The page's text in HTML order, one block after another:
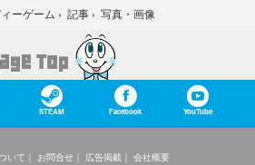
ーゲーム › 記事 › 写真・画像
STEAM Facebook YouTube
いて お問合せ 広告掲載
会社概要